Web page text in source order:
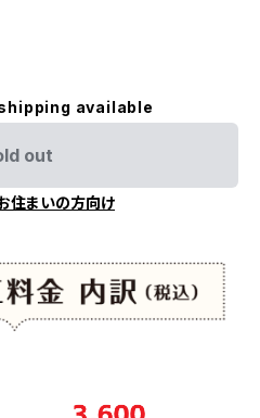
available
out
住まいの方向け